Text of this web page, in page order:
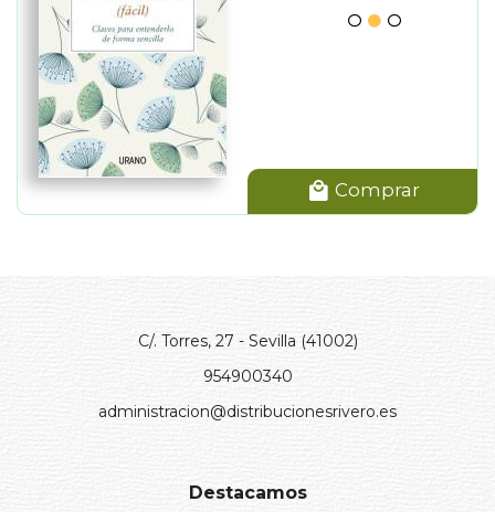
Comprar
C/. Torres, 27 - Sevilla (41002)
954900340
administracion@distribucionesrivero.es
Destacamos